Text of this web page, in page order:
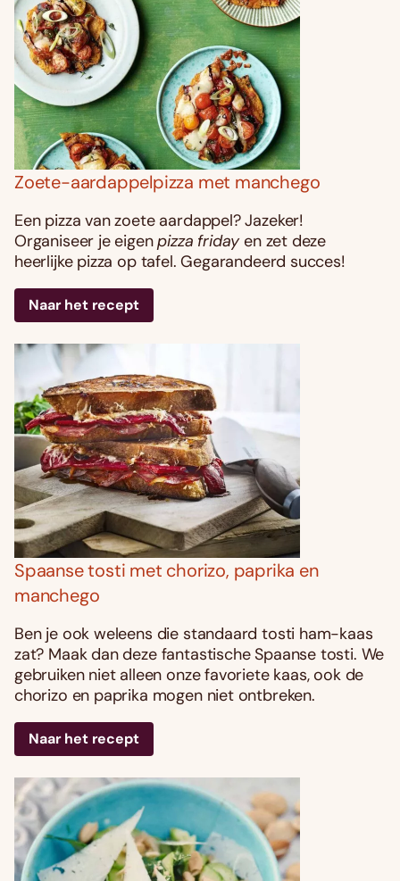
Zoete-aardappelpizza met manchego
Een pizza van zoete aardappel? Jazeker!
Organiseer je eigenpizza fridayen zet deze
heerlijke pizza op tafel. Gegarandeerd succes!
Naar het recept
Spaanse tosti met chorizo, paprika en
manchego
Ben je ook weleens die standaard tosti ham-kaas
zat? Maak dan deze fantastische Spaanse tosti. We
gebruiken niet alleen onze favoriete kaas, ook de
chorizo en paprika mogen niet ontbreken.
Naar het recept